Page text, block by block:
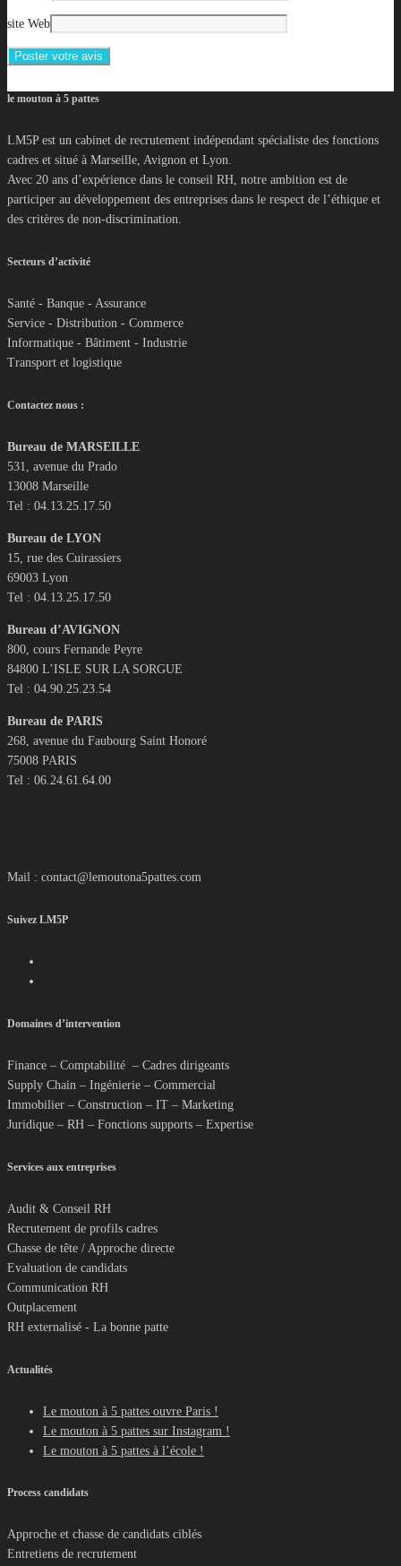
site Web
le mouton à 5 pattes
LM5P est un cabinet de recrutement indépendant spécialiste des fonctions
cadres et situé à Marseille, Avignon et Lyon.
Avec 20 ans d’expérience dans le conseil RH, notre ambition est de
participer au développement des entreprises dans le respect de l’éthique et
des critères de non-discrimination.
Secteurs d’activité
Santé - Banque - Assurance
Service - Distribution - Commerce
Informatique - Bâtiment - Industrie
Transport et logistique
Contactez nous :
Bureau de MARSEILLE
531, avenue du Prado
13008 Marseille
Tel : 04.13.25.17.50
Bureau de LYON
15, rue des Cuirassiers
69003 Lyon
Tel : 04.13.25.17.50
Bureau d’AVIGNON
800, cours Fernande Peyre
84800 L’ISLE SUR LA SORGUE
Tel : 04.90.25.23.54
Bureau de PARIS
268, avenue du Faubourg Saint Honoré
75008 PARIS
Tel : 06.24.61.64.00
Mail : contact@lemoutona5pattes.com
Suivez LM5P
Domaines d’intervention
Finance – Comptabilité – Cadres dirigeants
Supply Chain – Ingénierie – Commercial
Immobilier – Construction – IT – Marketing
Juridique – RH – Fonctions supports – Expertise
Services aux entreprises
Audit & Conseil RH
Recrutement de profils cadres
Chasse de tête / Approche directe
Evaluation de candidats
Communication RH
Outplacement
RH externalisé - La bonne patte
Actualités
Le mouton à 5 pattes ouvre Paris !
Le mouton à 5 pattes sur Instagram !
Le mouton à 5 pattes à l’école !
Process candidats
Approche et chasse de candidats ciblés
Entretiens de recrutement